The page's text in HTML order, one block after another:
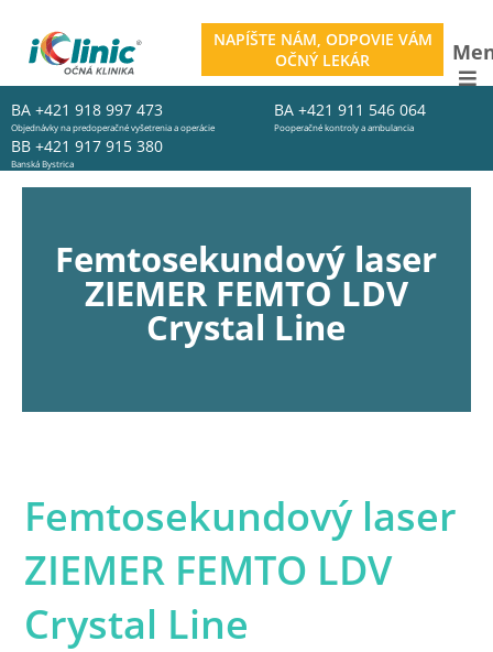
NAPÍŠTE NÁM, ODPOVIE VÁM
OČNÝ LEKÁR
BA +421 918 997 473
Objednávky na predoperačné vyšetrenia a operácie
BA +421 911 546 064
Pooperačné kontroly a ambulancia
BB +421 917 915 380
Banská Bystrica
Femtosekundový laser
ZIEMER FEMTO LDV
Crystal Line
Femtosekundový laser
ZIEMER FEMTO LDV
Crystal Line